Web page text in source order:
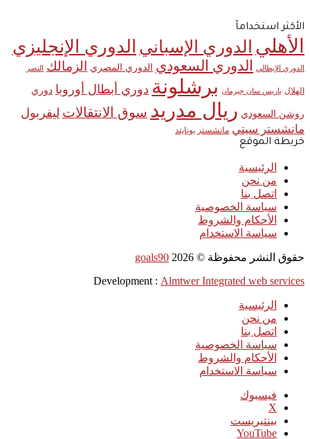
الأكثر استخدامآ
الأهلي الدوري الإسباني الدوري الإنجليزي
الدوري الإيطالي الدوري السعودي الدوري المصري الزمالك النصر
الهلال باريس سان جيرمان برشلونة دوري أبطال أوروبا دوري
روشن السعودي ريال مدريد سوق الانتقالات ليفربول
مانشستر سيتي مانشستر يونايتد
خريطة الموقع
الرئيسية
من نحن
اتصل بنا
سياسة الخصوصية
الأحكام والشروط
سياسة الاستخدام
حقوق النشر محفوظة © goals90 2026
Development : Almtwer Integrated web services
الرئيسية
من نحن
اتصل بنا
سياسة الخصوصية
الأحكام والشروط
سياسة الاستخدام
فيسبوك
‫X
بينتيريست
‫YouTube